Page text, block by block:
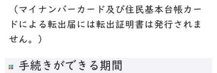
（マイナンバーカード及び住民基本台帳カー
ドによる転出届には転出証明書は発行されま
せん。）
手続きができる期間